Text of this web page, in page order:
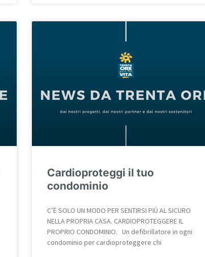
Cardioproteggi il tuo
condominio
C’È SOLO UN MODO PER SENTIRSI PIÙ AL SICURO
NELLA PROPRIA CASA. CARDIOPROTEGGERE IL
PROPRIO CONDOMINIO. Un defibrillatore in ogni
condominio per cardioproteggere chi